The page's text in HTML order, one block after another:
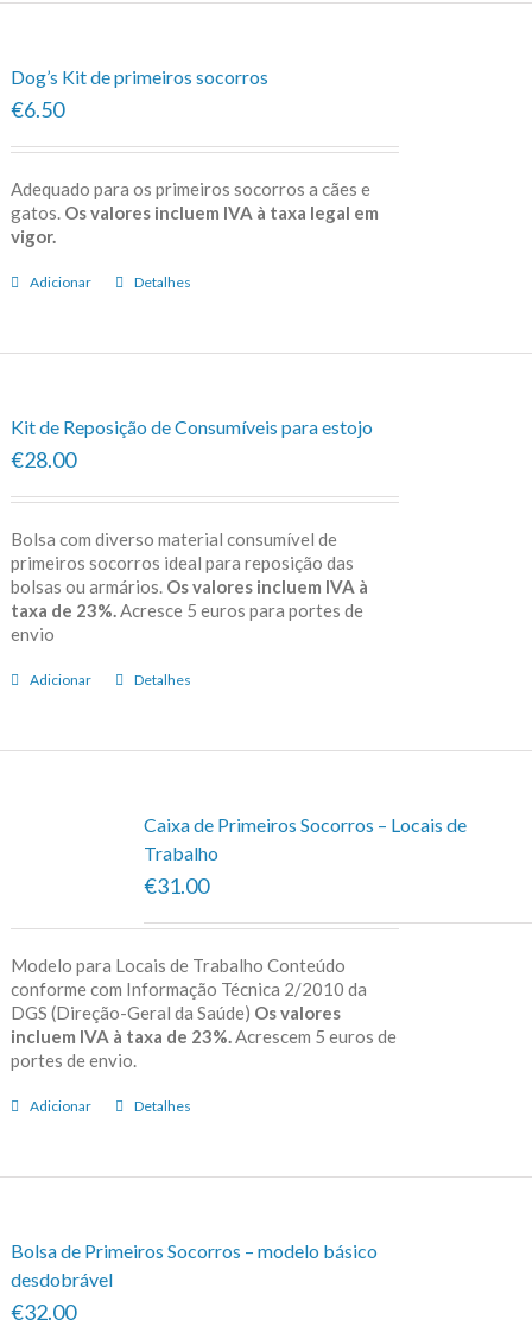
Dog’s Kit de primeiros socorros
€6.50
Adequado para os primeiros socorros a cães e
gatos. Os valores incluem IVA à taxa legal em
vigor.
Adicionar Detalhes
Kit de Reposição de Consumíveis para estojo
€28.00
Bolsa com diverso material consumível de
primeiros socorros ideal para reposição das
bolsas ou armários. Os valores incluem IVA à
taxa de 23%. Acresce 5 euros para portes de
envio
Adicionar Detalhes
Caixa de Primeiros Socorros – Locais de
Trabalho
€31.00
Modelo para Locais de Trabalho Conteúdo
conforme com Informação Técnica 2/2010 da
DGS (Direção-Geral da Saúde) Os valores
incluem IVA à taxa de 23%. Acrescem 5 euros de
portes de envio.
Adicionar Detalhes
Bolsa de Primeiros Socorros – modelo básico
desdobrável
€32.00